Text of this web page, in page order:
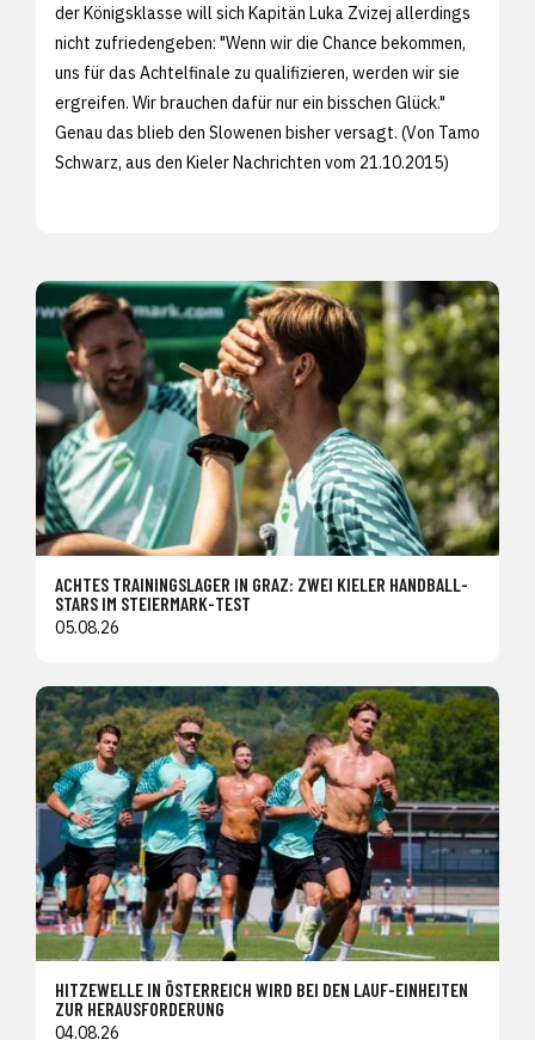
der Königsklasse will sich Kapitän Luka Zvizej allerdings
nicht zufriedengeben: "Wenn wir die Chance bekommen,
uns für das Achtelfinale zu qualifizieren, werden wir sie
ergreifen. Wir brauchen dafür nur ein bisschen Glück."
Genau das blieb den Slowenen bisher versagt. (Von Tamo
Schwarz, aus den Kieler Nachrichten vom 21.10.2015)
ACHTES TRAININGSLAGER IN GRAZ: ZWEI KIELER HANDBALL-
STARS IM STEIERMARK-TEST
05.08.26
HITZEWELLE IN ÖSTERREICH WIRD BEI DEN LAUF-EINHEITEN
ZUR HERAUSFORDERUNG
04.08.26